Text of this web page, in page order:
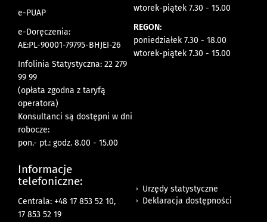
e-PUAP
e-Doręczenia:
AE:PL-90001-79795-BHJEI-26
Infolinia Statystyczna: 22 279
99 99
(opłata zgodna z taryfą
operatora)
Konsultanci są dostępni w dni
robocze:
pon.- pt.: godz. 8.00 - 15.00
wtorek-piątek 7.30 - 15.00
REGON:
poniedziałek 7.30 - 18.00
wtorek-piątek 7.30 - 15.00
Informacje
telefoniczne:
Centrala: +48 17 853 52 10,
17 853 52 19
Urzędy statystyczne
Deklaracja dostępności